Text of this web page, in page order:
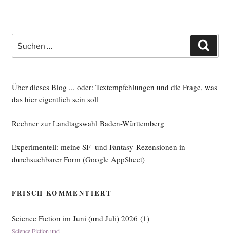
nach:
Über dieses Blog ... oder: Textempfehlungen und die Frage, was
das hier eigentlich sein soll
Rechner zur Landtagswahl Baden-Württemberg
Experimentell: meine SF- und Fantasy-Rezensionen in
durchsuchbarer Form(Google AppSheet)
FRISCH KOMMENTIERT
Science Fiction im Juni (und Juli) 2026 (1)
Science Fiction und